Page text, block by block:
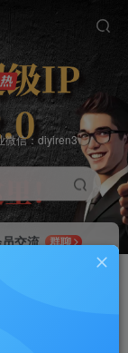
微信：diyiren3
交流
群聊